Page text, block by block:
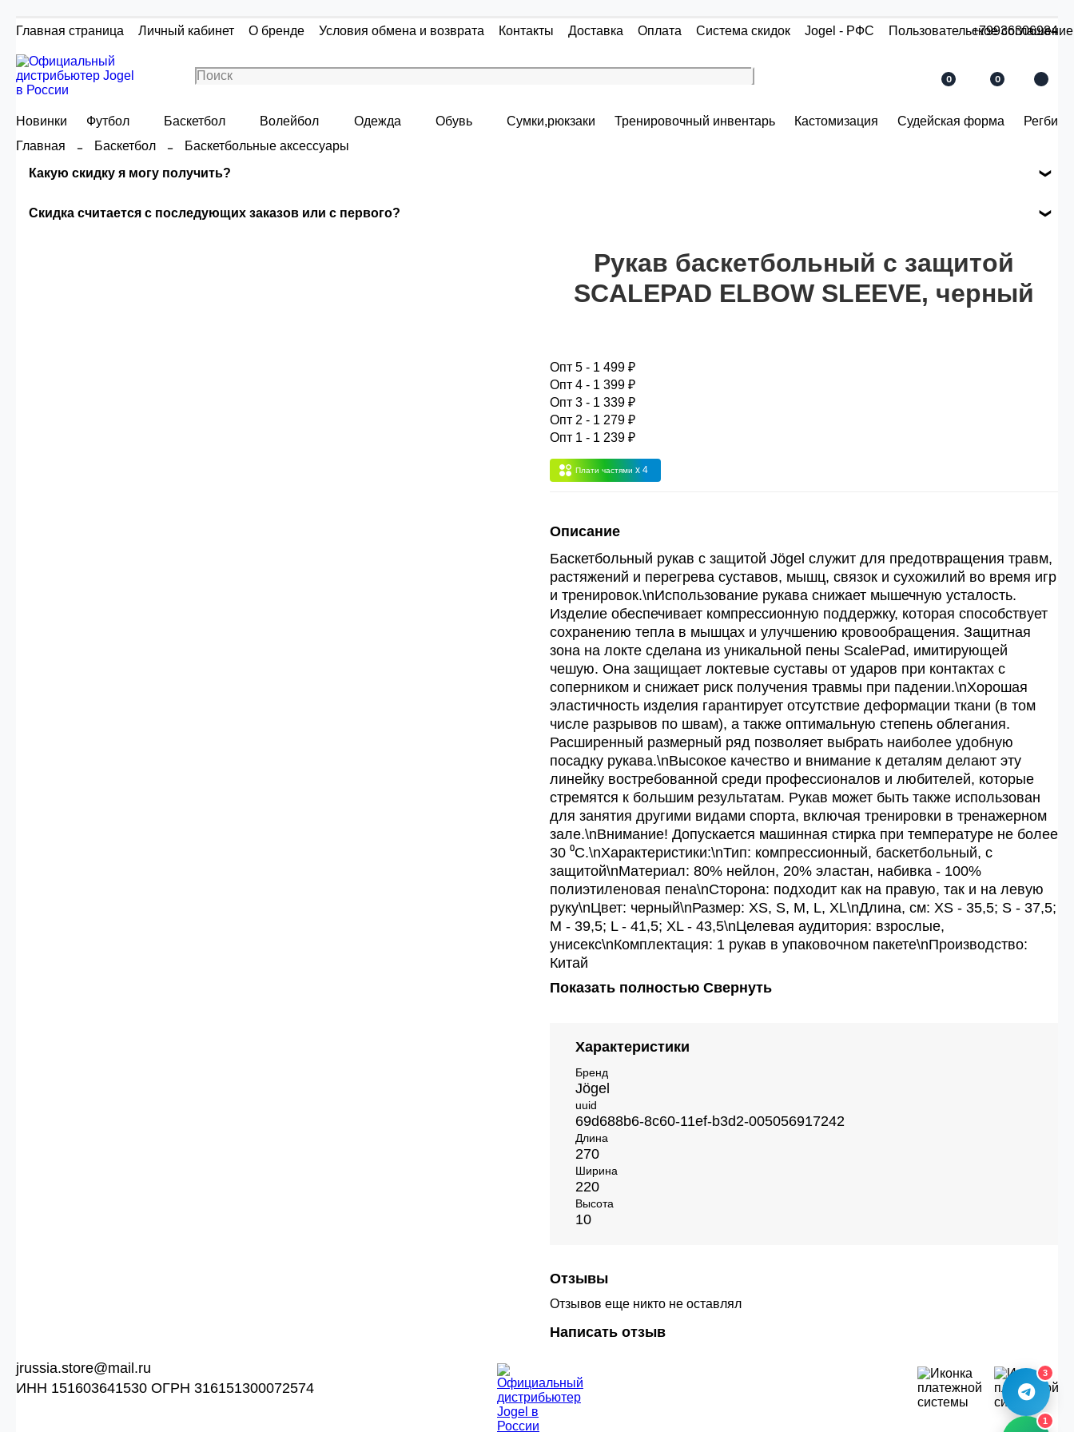
Главная страница Личный кабинет О бренде Условия обмена и возврата Контакты Доставка Оплата Система скидок Jogel - РФС Пользовательское соглашение
+79936306984
0 0
Новинки Футбол Баскетбол Волейбол Одежда Обувь Сумки,рюкзаки Тренировочный инвентарь Кастомизация Судейская форма
Регби
Главная
Баскетбол
Баскетбольные аксессуары
Какую скидку я могу получить?
Сумма скидки зависит от стоимости вашего заказа, общая сумма заказа считается по розничной цене
сумма всех заказов за 6 месяцев - 30.000 рублей.
- сумма всех заказов за 6 месяцев 80.000 рублей
- сумма всех заказов за 6 месяцев 200.000 рублей.
Скидка считается с последующих заказов или с первого?
Рукав баскетбольный с защитой
SCALEPAD ELBOW SLEEVE, черный
Опт 5 - 1 499 ₽
Опт 4 - 1 399 ₽
Опт 3 - 1 339 ₽
Опт 2 - 1 279 ₽
Опт 1 - 1 239 ₽
Плати частями x 4
Описание
Баскетбольный рукав с защитой Jögel служит для предотвращения травм,
растяжений и перегрева суставов, мышц, связок и сухожилий во время игр
и тренировок.\nИспользование рукава снижает мышечную усталость.
Изделие обеспечивает компрессионную поддержку, которая способствует
сохранению тепла в мышцах и улучшению кровообращения. Защитная
зона на локте сделана из уникальной пены ScalePad, имитирующей
чешую. Она защищает локтевые суставы от ударов при контактах с
соперником и снижает риск получения травмы при падении.\nХорошая
эластичность изделия гарантирует отсутствие деформации ткани (в том
числе разрывов по швам), а также оптимальную степень облегания.
Расширенный размерный ряд позволяет выбрать наиболее удобную
посадку рукава.\nВысокое качество и внимание к деталям делают эту
линейку востребованной среди профессионалов и любителей, которые
стремятся к большим результатам. Рукав может быть также использован
для занятия другими видами спорта, включая тренировки в тренажерном
зале.\nВнимание! Допускается машинная стирка при температуре не более
30 ⁰С.\nХарактеристики:\nТип: компрессионный, баскетбольный, с
защитой\nМатериал: 80% нейлон, 20% эластан, набивка - 100%
полиэтиленовая пена\nСторона: подходит как на правую, так и на левую
руку\nЦвет: черный\nРазмер: XS, S, M, L, XL\nДлина, см: XS - 35,5; S - 37,5;
M - 39,5; L - 41,5; XL - 43,5\nЦелевая аудитория: взрослые,
унисекс\nКомплектация: 1 рукав в упаковочном пакете\nПроизводство:
Китай
Показать полностью Свернуть
Характеристики
Бренд
Jögel
uuid
69d688b6-8c60-11ef-b3d2-005056917242
Длина
270
Ширина
220
Высота
10
Отзывы
Отзывов еще никто не оставлял
Написать отзыв
jrussia.store@mail.ru
ИНН 151603641530 ОГРН 316151300072574
3
1